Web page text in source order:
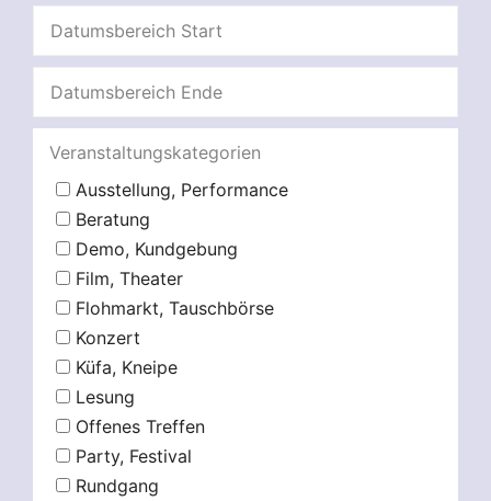
Veranstaltungskategorien
Ausstellung, Performance
Beratung
Demo, Kundgebung
Film, Theater
Flohmarkt, Tauschbörse
Konzert
Küfa, Kneipe
Lesung
Offenes Treffen
Party, Festival
Rundgang